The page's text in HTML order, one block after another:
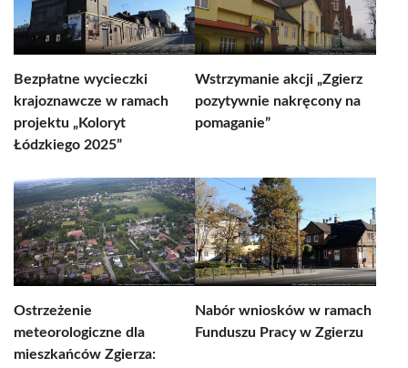
Bezpłatne wycieczki
krajoznawcze w ramach
projektu „Koloryt
Łódzkiego 2025”
Wstrzymanie akcji „Zgierz
pozytywnie nakręcony na
pomaganie”
Ostrzeżenie
meteorologiczne dla
mieszkańców Zgierza:
Nabór wniosków w ramach
Funduszu Pracy w Zgierzu